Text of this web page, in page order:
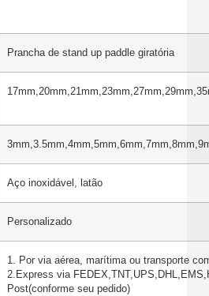
Prancha de stand up paddle giratória
Aço inoxidável, latão
Personalizado
1. Por via aérea, marítima ou transporte
2.Express via
Post(conforme seu pedido)